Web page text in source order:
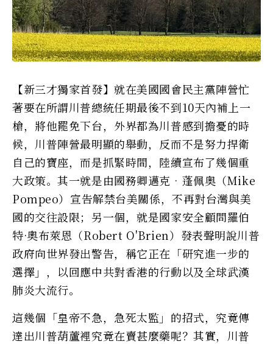
【新三才獨家首發】就在美國國會民主黨陣營忙
著要在所謂川普總統任期最後不到10天內補上一
槍，將他罷免下台，外界都為川普感到擔憂的時
候，川普陣營最明顯的舉動，反而不是努力捍衛
自己的寶座，而是抓緊時間，陸續宣布了幾個重
大政策。其一就是由國務卿邁克‧蓬佩奥（Mike
Pompeo）宣告解禁台美關係，不再對台灣與美
國的交往設限；另一個，就是國家安全顧問羅伯
特·奧布萊恩（Robert O'Brien）發表聲明說川普
政府向世界發出警告，稱它正在「研究進一步的
選擇」，以回應中共對香港的行動以及全球武漢
肺炎大流行。
這幾個「皇帝不急，急死太監」的招式，究竟傳
達出川普葫蘆裡究竟在賣甚麼藥呢？其實，川普